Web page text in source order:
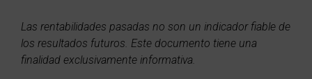
Las rentabilidades pasadas no son un indicador fiable de
los resultados futuros. Este documento tiene una
finalidad exclusivamente informativa.